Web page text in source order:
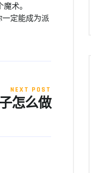
术。
定能成为派
NEXT POST
怎么做